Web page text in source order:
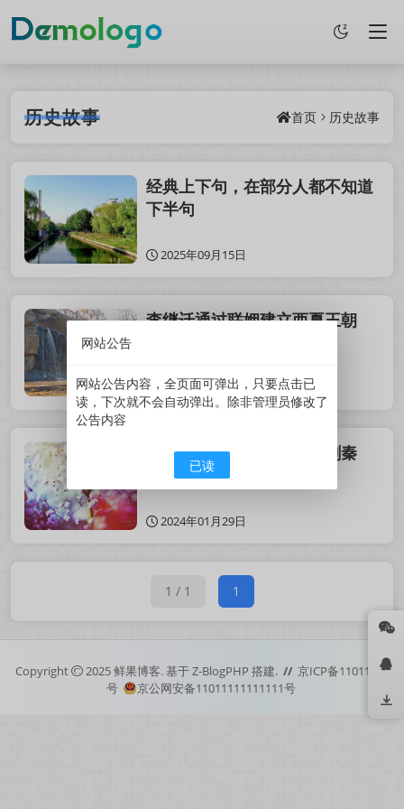
历史故事 首页 历史故事
经典上下句，在部分人都不知道
下半句
2025年09月15日
李继迁通过联姻建立西夏王朝
2024年08月25日
历史人物故事之——张良刺秦
2024年01月29日
1 / 1 1
Copyright 2025鲜果博客.基于Z-BlogPHP 搭建. // 京ICP备11011111
号
京公网安备11011111111111号
网站公告
网站公告内容，全页面可弹出，只要点击已
读，下次就不会自动弹出。除非管理员修改了
公告内容
已读